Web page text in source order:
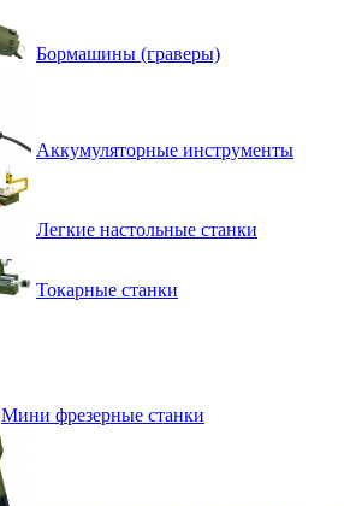
Бормашины (граверы)
Аккумуляторные инструменты
Легкие настольные станки
Токарные станки
Мини фрезерные станки